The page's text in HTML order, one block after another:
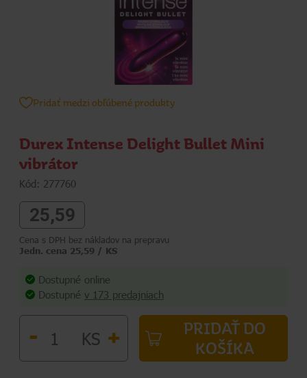
Pridať medzi obľúbené produkty
Durex Intense Delight Bullet Mini
vibrátor
Kód: 277760
25,59
Cena s DPH bez nákladov na prepravu
Jedn. cena 25,59 / KS
Dostupné online
Dostupné v 173 predajniach
- KS +
PRIDAŤ DO
KOŠÍKA